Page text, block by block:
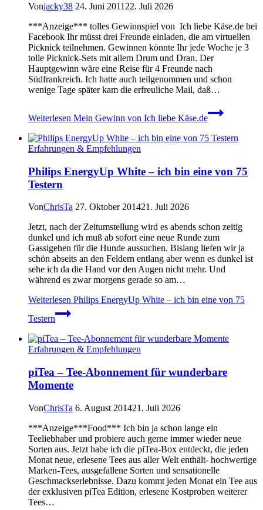
Vonjacky38 24. Juni 2011 22. Juli 2026
***Anzeige*** tolles Gewinnspiel von Ich liebe Käse.de bei
Facebook Ihr müsst drei Freunde einladen, die am virtuellen
Picknick teilnehmen. Gewinnen könnte Ihr jede Woche je 3
tolle Picknick-Sets mit allem Drum und Dran. Der
Hauptgewinn wäre eine Reise für 4 Freunde nach
Südfrankreich. Ich hatte auch teilgenommen und schon
wenige Tage später kam die erfreuliche Mail, daß…
Weiterlesen Mein Gewinn von Ich liebe Käse.de
Erfahrungen & Empfehlungen
Philips EnergyUp White – ich bin eine von 75
Testern
VonChrisTa 27. Oktober 201421. Juli 2026
Jetzt, nach der Zeitumstellung wird es abends schon zeitig
dunkel und ich muß ab sofort eine neue Runde zum
Gassigehen für die Hunde aussuchen. Bislang liefen wir ja
schön abseits an den Feldern entlang aber wenn es dunkel ist
sehe ich da die Hand vor den Augen nicht mehr. Und
während es zwar morgens gerade so am…
Weiterlesen Philips EnergyUp White – ich bin eine von 75
Testern
Erfahrungen & Empfehlungen
piTea – Tee-Abonnement für wunderbare
Momente
VonChrisTa 6. August 201421. Juli 2026
***Anzeige***Food*** Ich bin ja schon lange ein
Teeliebhaber und probiere auch gerne immer wieder neue
Sorten aus. Jetzt habe ich die piTea-Box entdeckt, die jeden
Monat neue, erlesene Tees aus aller Welt enthält- hochwertige
Marken-Tees, ausgefallene Sorten und sensationelle
Geschmackserlebnisse. Dazu kommt jeden Monat ein Tee aus
der exklusiven piTea Edition, erlesene Kostproben weiterer
Tees…